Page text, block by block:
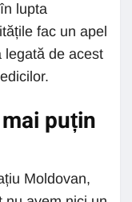
lupta
fac un apel
legată de acest
puțin
Moldovan,